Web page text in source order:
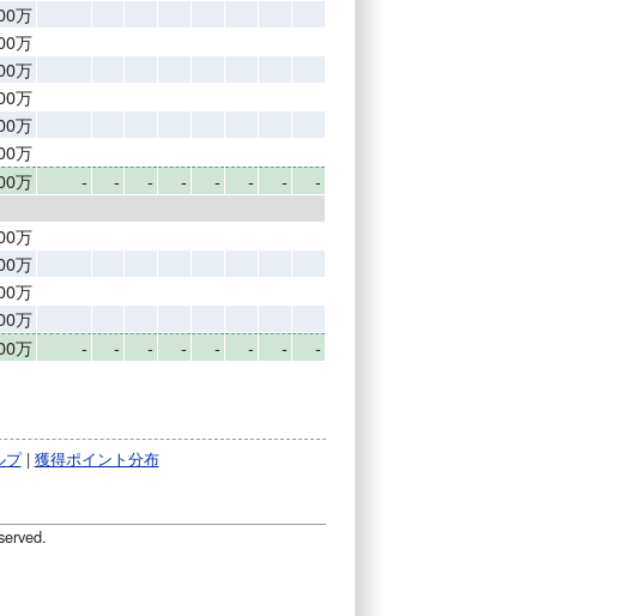
万
万
万
万
万
万
万 - - - - - - -
-
万
万
万
万
万 - - - - - - - -
プ| 獲得ポイント分布